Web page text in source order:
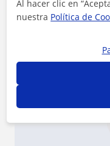
Alice tiene el
Al hacer clic en
nuestra Política de